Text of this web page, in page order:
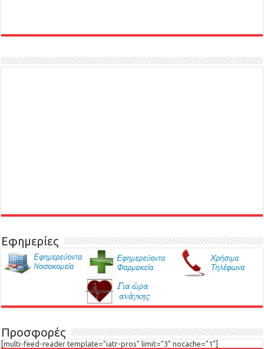
Εφημερίες
Προσφορές
[multi-feed-reader template="iatr-pros" limit="3" nocache="1"]